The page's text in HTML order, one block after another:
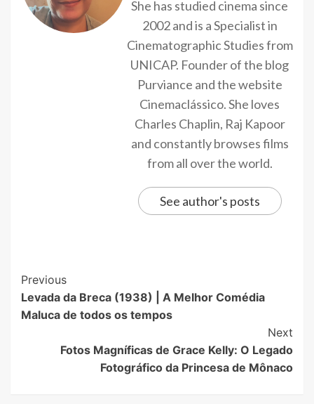
She has studied cinema since
2002 and is a Specialist in
Cinematographic Studies from
UNICAP. Founder of the blog
Purviance and the website
Cinemaclássico. She loves
Charles Chaplin, Raj Kapoor
and constantly browses films
from all over the world.
See author's posts
Previous
Levada da Breca (1938) | A Melhor Comédia
Maluca de todos os tempos
Next
Fotos Magníficas de Grace Kelly: O Legado
Fotográfico da Princesa de Mônaco